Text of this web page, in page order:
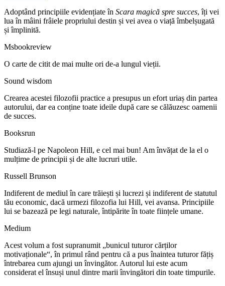
Adoptând principiile evidențiate în Scara magică spre succes, îți vei
lua în mâini frâiele propriului destin și vei avea o viață îmbelșugată
și împlinită.
Msbookreview
O carte de citit de mai multe ori de-a lungul vieții.
Sound wisdom
Crearea acestei filozofii practice a presupus un efort uriaș din partea
autorului, dar ea conține toate ideile după care se călăuzesc oamenii
de succes.
Booksrun
Studiază-l pe Napoleon Hill, e cel mai bun! Am învățat de la el o
mulțime de principii și de alte lucruri utile.
Russell Brunson
Indiferent de mediul în care trăiești și lucrezi și indiferent de statutul
tău economic, dacă urmezi filozofia lui Hill, vei avansa. Principiile
lui se bazează pe legi naturale, întipărite în toate ființele umane.
Medium
Acest volum a fost supranumit „bunicul tuturor cărților
motivaționale“, în primul rând pentru că a pus înaintea tuturor fățiș
întrebarea cum ajungi un învingător. Autorul lui este acum
considerat el însuși unul dintre marii învingători din toate timpurile.